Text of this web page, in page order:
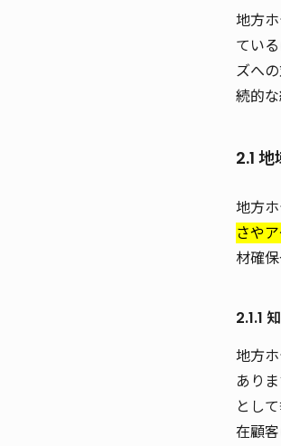
地方
てい
ズへ
続的
2.1
地方
さや
材確
2.1.1
地方
ありま
とし
在顧